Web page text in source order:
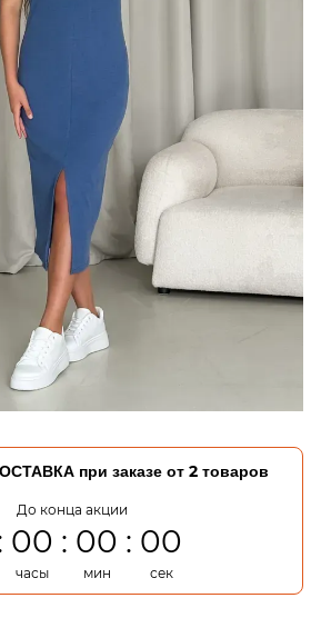
при заказе от 2 товаров
До конца акции
00
часы
00
мин
00
сек